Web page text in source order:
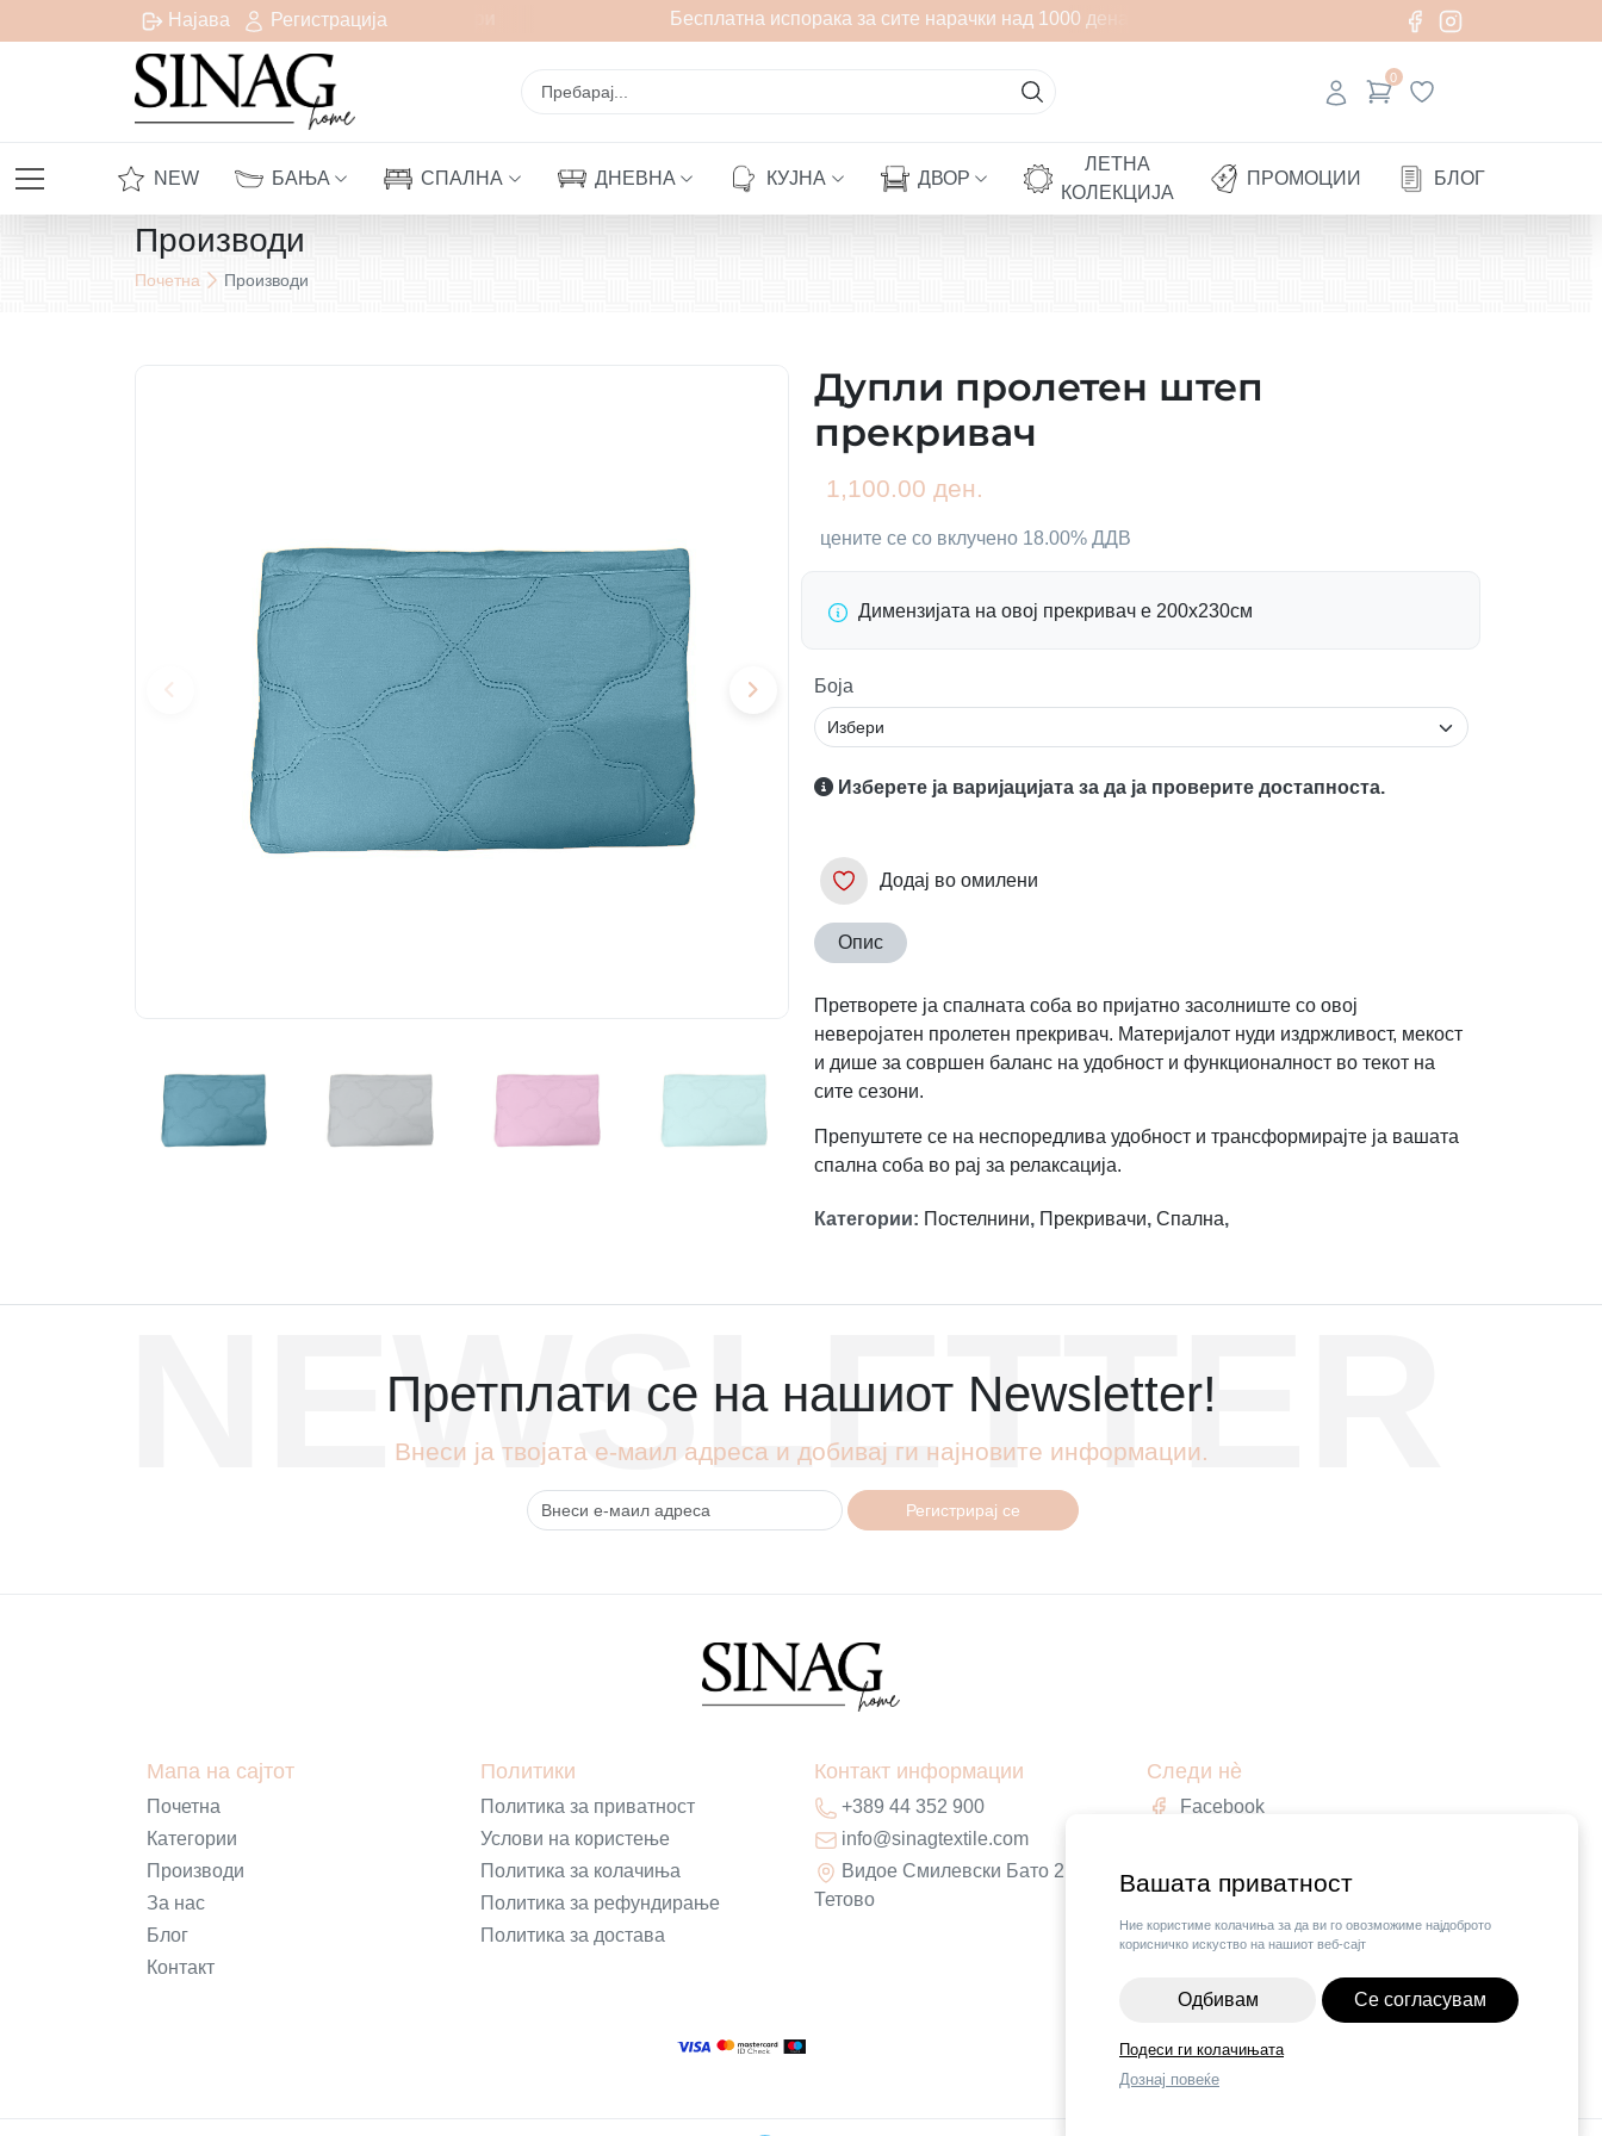
Вашата приватност
Ние користиме колачиња за да ви го овозможиме најдоброто
корисничко искуство на нашиот веб-сајт
Одбивам Се согласувам
Подеси ги колачињата
Дознај повеќе
Најава Регистрација
Бесплатна испорака за сите нарачки над 1000 денари Бесплатна испорака за сите нарачки над 1000 денари
0
NEW БАЊА СПАЛНА ДНЕВНА КУЈНА ДВОР
ЛЕТНА
КОЛЕКЦИЈА
ПРОМОЦИИ БЛОГ
Производи
Почетна Производи
Дупли пролетен штеп
прекривач
1,100.00 ден.
цените се со вклучено 18.00% ДДВ
Димензијата на овој прекривач е 200х230см
Боја
Изберете ја варијацијата за да ја проверите достапноста.
Додај во омилени
Опис
Претворете ја спалната соба во пријатно засолниште со овој
неверојатен пролетен прекривач. Материјалот нуди издржливост, мекост
и дише за совршен баланс на удобност и функционалност во текот на
сите сезони.
Препуштете се на неспоредлива удобност и трансформирајте ја вашата
спална соба во рај за релаксација.
Категории: Постелнини, Прекривачи, Спална,
NEWSLETTER
Претплати се на нашиот Newsletter!
Внеси ја твојата е-маил адреса и добивај ги најновите информации.
Регистрирај се
Мапа на сајтот
Почетна
Категории
Производи
За нас
Блог
Контакт
Политики
Политика за приватност
Услови на користење
Политика за колачиња
Политика за рефундирање
Политика за достава
Контакт информации
+389 44 352 900
info@sinagtextile.com
Видое Смилевски Бато 2,
Тетово
Следи нè
Facebook